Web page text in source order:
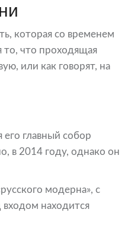
которая со временем
то, что проходящая
или как говорят, на
главный собор
в 2014 году, однако он
модерна», с
находится